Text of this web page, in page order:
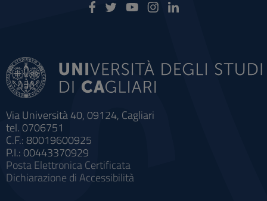
Via Università 40, 09124, Cagliari
tel. 0706751
C.F.: 80019600925
P.I.: 00443370929
Posta Elettronica Certificata
Dichiarazione di Accessibilità